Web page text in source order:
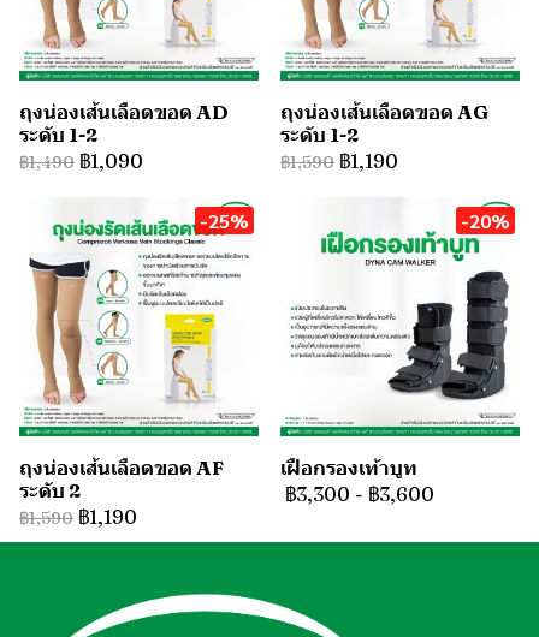
ถุงน่องเส้นเลือดขอด AD
ระดับ 1-2
฿1,490 ฿1,090
ถุงน่องเส้นเลือดขอด AG
ระดับ 1-2
฿1,590 ฿1,190
-25%
ถุงน่องเส้นเลือดขอด AF
ระดับ 2
฿1,590 ฿1,190
-20%
เฝือกรองเท้าบูท
฿3,300 - ฿3,600